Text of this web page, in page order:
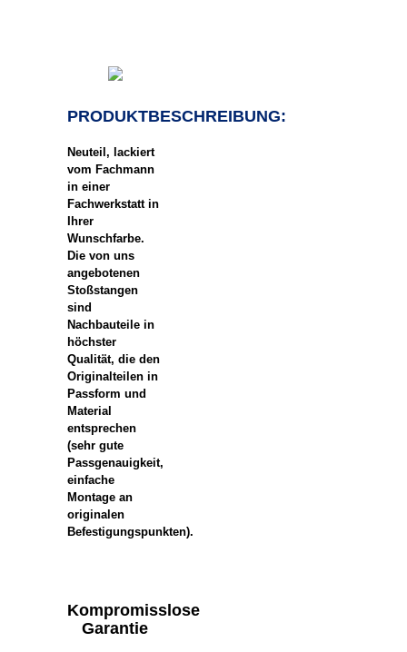
PRODUKTBESCHREIBUNG:
Neuteil, lackiert
vom Fachmann
in einer
Fachwerkstatt in
Ihrer
Wunschfarbe.
Die von uns
angebotenen
Stoßstangen
sind
Nachbauteile in
höchster
Qualität, die den
Originalteilen in
Passform und
Material
entsprechen
(sehr gute
Passgenauigkeit,
einfache
Montage an
originalen
Befestigungspunkten).
Kompromisslose
Garantie